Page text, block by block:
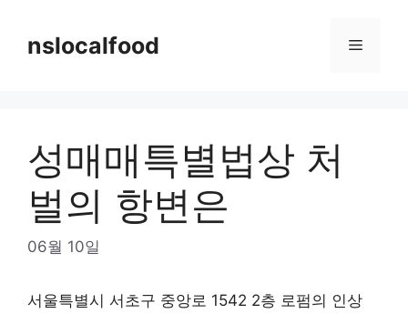
contentnslocalfood Menu
성매매특별법상 처
벌의 항변은
06월 10일
서울특별시 서초구 중앙로 1542 2층 로펌의 인상